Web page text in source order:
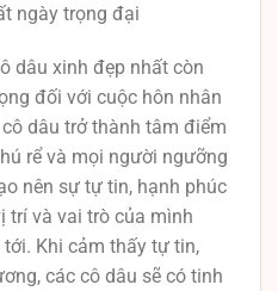
ngày trọng đại
dâu xinh đẹp nhất còn
đối với cuộc hôn nhân
dâu trở thành tâm điểm
rể và mọi người ngưỡng
nên sự tự tin, hạnh phúc
trí và vai trò của mình
Khi cảm thấy tự tin,
các cô dâu sẽ có tinh